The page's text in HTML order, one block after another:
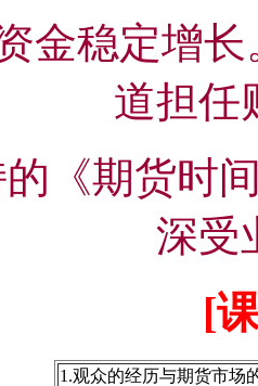
金稳定增
道担任
《期货时
深受
[
1.观众的经历与期货市场